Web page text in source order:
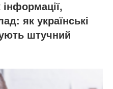
як українські
штучний